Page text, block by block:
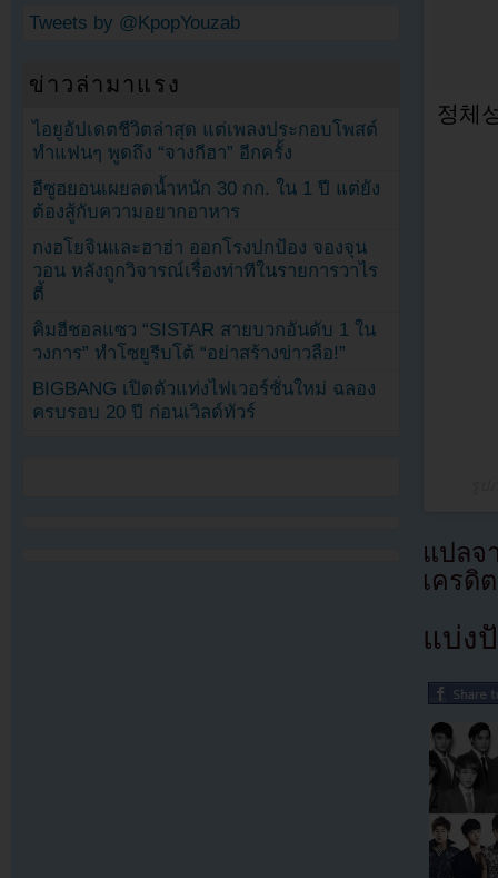
정체
แปลจ
เครดิ
แบ่ง
Tweets by @KpopYouzab
ข่าวล่ามาแรง
ไอยูอัปเดตชีวิตล่าสุด แต่เพลงประกอบโพสต์
ทำแฟนๆ พูดถึง “จางกีฮา” อีกครั้ง
อีซูฮยอนเผยลดน้ำหนัก 30 กก. ใน 1 ปี แต่ยัง
ต้องสู้กับความอยากอาหาร
กงฮโยจินและฮาฮ่า ออกโรงปกป้อง จองจุน
วอน หลังถูกวิจารณ์เรื่องท่าทีในรายการวาไร
ตี้
คิมฮีชอลแซว “SISTAR สายบวกอันดับ 1 ใน
วงการ” ทำโซยูรีบโต้ “อย่าสร้างข่าวลือ!”
BIGBANG เปิดตัวแท่งไฟเวอร์ชั่นใหม่ ฉลอง
ครบรอบ 20 ปี ก่อนเวิลด์ทัวร์